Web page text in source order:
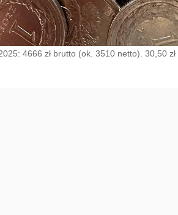
4666 zł brutto (ok. 3510 netto). 30,50